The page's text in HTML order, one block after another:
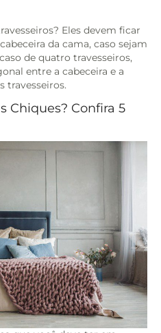
Eles devem ficar
da cama, caso sejam
de quatro travesseiros,
entre a cabeceira e a
travesseiros.
Chiques? Confira 5